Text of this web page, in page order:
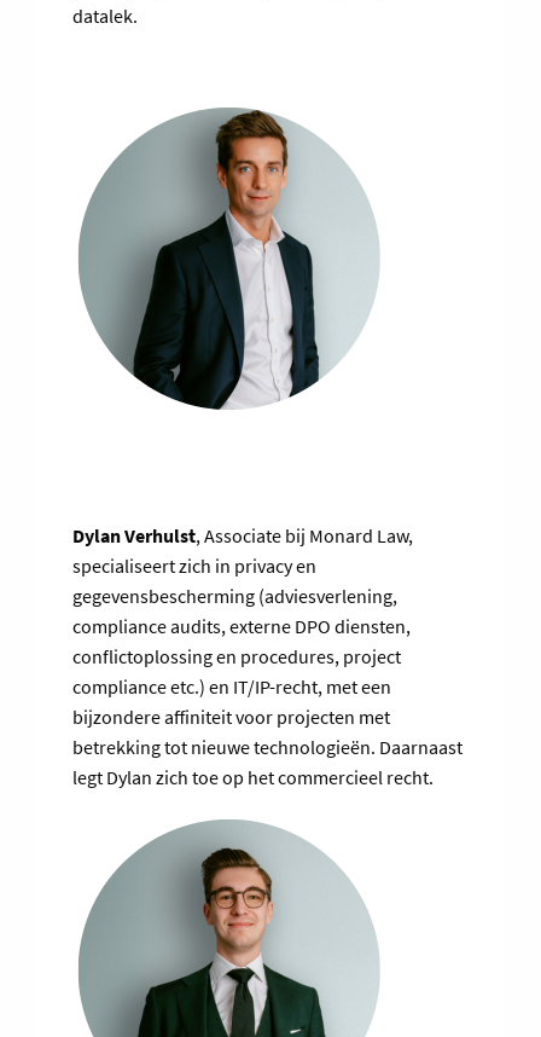
datalek.
Dylan Verhulst, Associate bij Monard Law,
specialiseert zich in privacy en
gegevensbescherming (adviesverlening,
compliance audits, externe DPO diensten,
conflictoplossing en procedures, project
compliance etc.) en IT/IP-recht, met een
bijzondere affiniteit voor projecten met
betrekking tot nieuwe technologieën. Daarnaast
legt Dylan zich toe op het commercieel recht.